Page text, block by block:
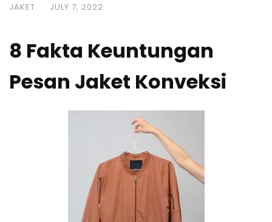
JAKET · JULY 7, 2022
8 Fakta Keuntungan
Pesan Jaket Konveksi